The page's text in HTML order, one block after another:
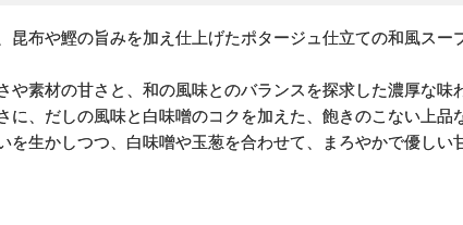
昆布や鰹の旨みを加え仕上げたポタージュ仕立ての和風ス
や素材の甘さと、和の風味とのバランスを探求した濃厚な味
に、だしの風味と白味噌のコクを加えた、飽きのこない上品
を生かしつつ、白味噌や玉葱を合わせて、まろやかで優しい